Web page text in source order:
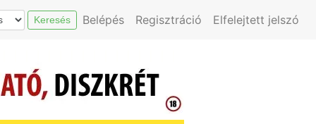
Keresés Belépés Regisztráció Elfelejtett jelszó